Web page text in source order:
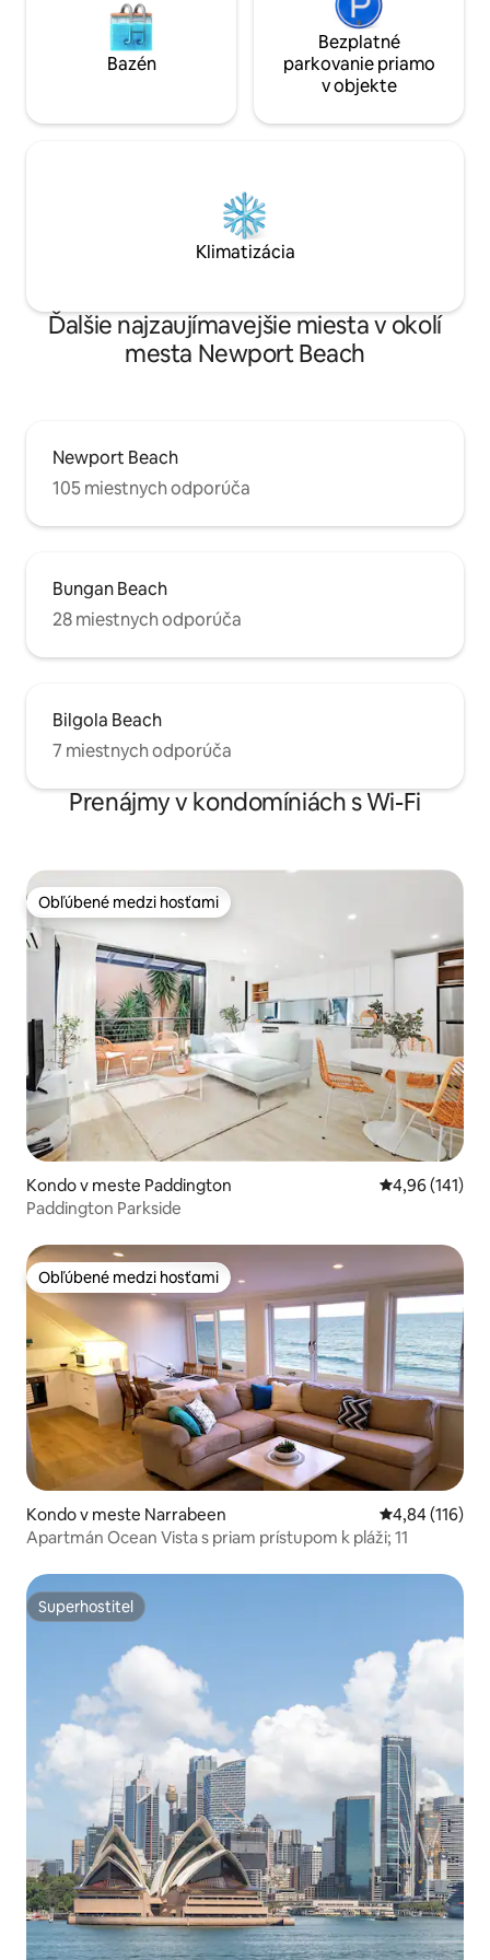
zapísaný v zozname dedičstva. Čarovné
leto čaká v Myola Beach Studio a tešíme
prístup do štúdia na rovnej úrovni,
postihnutím alebo starších ľudí. Majitelia
Newport Beach a neďaleko pláže
Bungan. Nachádza sa v oblasti známej
ako Zlatý trojuholník, kde nájdete
množstvo nákupných a stravovacích
Bazén
Bezplatné
parkovanie priamo
v objekte
Klimatizácia
Ďalšie najzaujímavejšie miesta v okolí
mesta Newport Beach
Newport Beach
105 miestnych odporúča
Bungan Beach
28 miestnych odporúča
Bilgola Beach
7 miestnych odporúča
Prenájmy v kondomíniách s Wi-Fi
Obľúbené medzi hosťami
Obľúbené medzi hosťami
Kondo v meste Paddington Priemerné
4,96 (141)
Paddington Parkside
Obľúbené medzi hosťami
Obľúbené medzi hosťami
Kondo v meste Narrabeen Priemerné
4,84 (116)
Apartmán Ocean Vista s priam prístupom k pláži; 11
Superhostiteľ
Superhostiteľ